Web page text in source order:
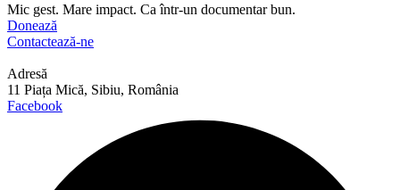
Mic gest. Mare impact. Ca într-un documentar bun.
Donează
Contactează-ne
Adresă
11 Piața Mică, Sibiu, România
Facebook